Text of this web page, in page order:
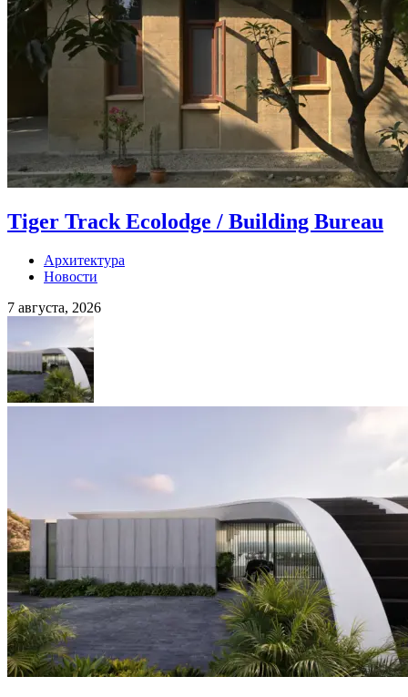
Tiger Track Ecolodge / Building Bureau
Архитектура
Новости
7 августа, 2026